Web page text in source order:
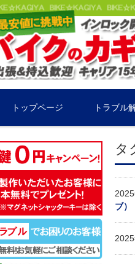
ンツに移動
トップページ トラブル
タ
ブ）